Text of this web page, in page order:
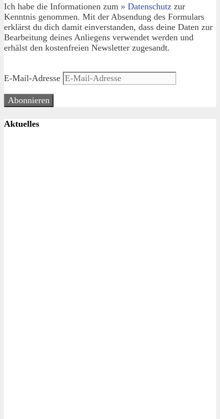
Ich habe die Informationen zum » Datenschutz zur
Kenntnis genommen. Mit der Absendung des Formulars
erklärst du dich damit einverstanden, dass deine Daten zur
Bearbeitung deines Anliegens verwendet werden und
erhälst den kostenfreien Newsletter zugesandt.
E-Mail-Adresse
Abonnieren
Aktuelles